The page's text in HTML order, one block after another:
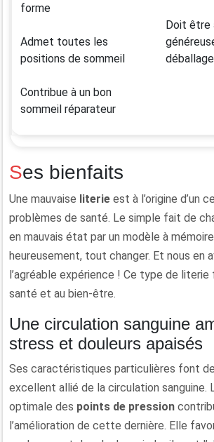
forme
Admet toutes les
positions de sommeil
Contribue à un bon
sommeil réparateur
Doit être
déballage
Ses bienfaits
Une mauvaise literie est à l’origine d’un
problèmes de santé. Le simple fait de
en mauvais état par un modèle à
heureusement, tout changer. Et nous en
l’agréable expérience ! Ce type de literie
santé et au bien-être.
Une circulation sanguine
stress et douleurs apaisés
Ses caractéristiques particulières font
excellent allié de la circulation sanguine.
optimale des points de pression
l’amélioration de cette dernière. Elle